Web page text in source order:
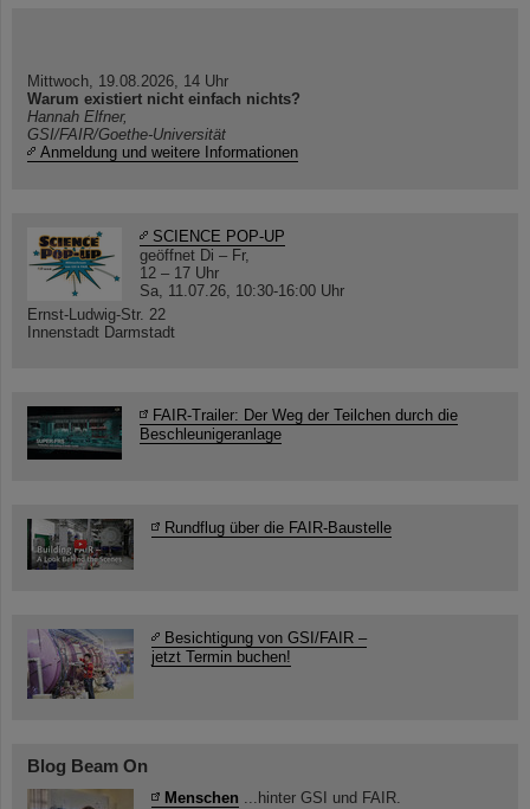
Mittwoch, 19.08.2026, 14 Uhr
Warum existiert nicht einfach nichts?
Hannah Elfner,
GSI/FAIR/Goethe-Universität
Anmeldung und weitere Informationen
SCIENCE POP-UP
geöffnet Di – Fr,
12 – 17 Uhr
Sa, 11.07.26, 10:30-16:00 Uhr
Ernst-Ludwig-Str. 22
Innenstadt Darmstadt
FAIR-Trailer: Der Weg der Teilchen durch die
Beschleunigeranlage
Rundflug über die FAIR-Baustelle
Besichtigung von GSI/FAIR –
jetzt Termin buchen!
Blog Beam On
Menschen ...hinter GSI und FAIR.